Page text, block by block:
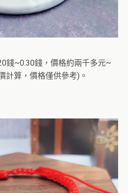
錢~0.30錢，價格約兩千多元~
計算，價格僅供參考)。